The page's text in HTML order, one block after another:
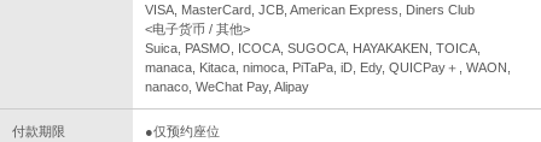
VISA, MasterCard, JCB, American Express, Diners Club
<电子货币 / 其他>
Suica, PASMO, ICOCA, SUGOCA, HAYAKAKEN, TOICA,
manaca, Kitaca, nimoca, PiTaPa, iD, Edy, QUICPay＋, WAON,
nanaco, WeChat Pay, Alipay
付款期限
●仅预约座位